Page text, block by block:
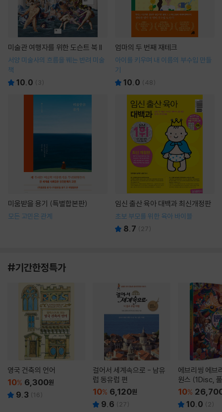
미술관 여행자를 위한 도슨트 북 II
서양 미술사의 흐름을 꿰는 반려 미술
책
10.0 ( 3)
엄마의 두 번째 재테크
아이를 키우며 내 이름의 부수입 만들
기
10.0 (48)
미움받을 용기 (특별합본판)
모든 고민은 관계
임신 출산 육아 대백과 최신개정판
초보 부모를 위한 육아 바이블
8.7 ( 27)
#기간한정특가
영국 건축의 언어
10% 6,300원
9.3 (16)
걸어서 세계속으로 - 남유
럽 동유럽 편
10% 6,120원
9.6 ( 27)
에브리씽 에브
원스 (1Disc,
판) : 블루레이
10%
10.0 ( 2)